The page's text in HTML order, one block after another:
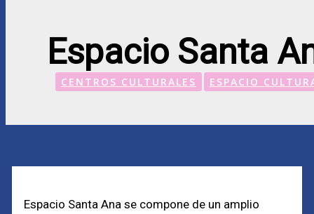
Espacio Santa
CENTROS CULTURALES ESPACIO
Espacio Santa Ana se compone de un amplio